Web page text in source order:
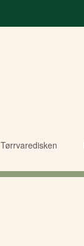
Tørrvaredisken